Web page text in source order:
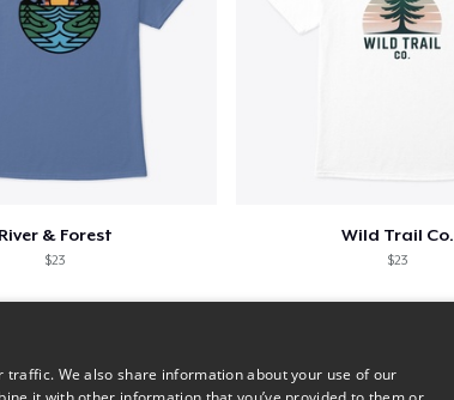
River & Forest
$23
Wild Trail Co.
$23
We also share information about your use of our